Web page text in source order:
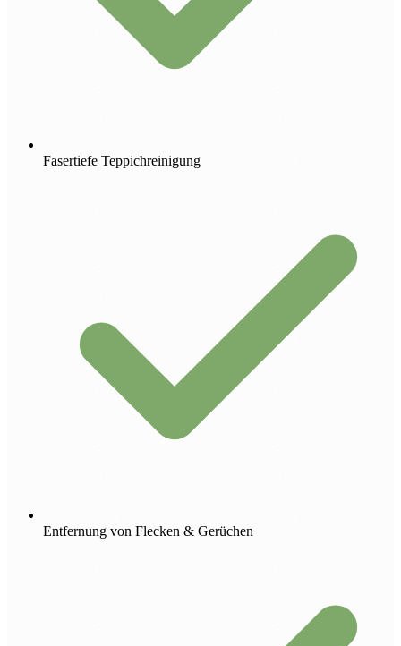
Fasertiefe Teppichreinigung
Entfernung von Flecken & Gerüchen